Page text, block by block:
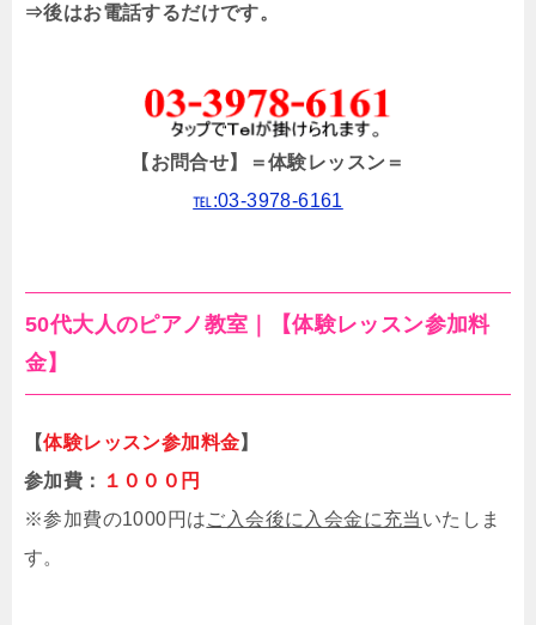
⇒後はお電話するだけです。
【お問合せ】
＝体験レッスン＝
℡:03-3978-6161
50代大人のピアノ教室｜【体験レッスン参加料
金】
【体験レッスン参加料金】
参加費：
１０００円
※参加費の1000円はご入会後に入会金に充当 いたしま
す。